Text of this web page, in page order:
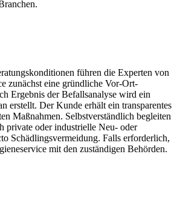
führen die Experten von
zunächst eine gründliche Vor-Ort-
Ergebnis der Befallsanalyse wird ein
erstellt. Der Kunde erhält ein transparentes
Maßnahmen. Selbstverständlich begleiten
private oder industrielle Neu- oder
Schädlingsvermeidung. Falls erforderlich,
mit den zuständigen Behörden.